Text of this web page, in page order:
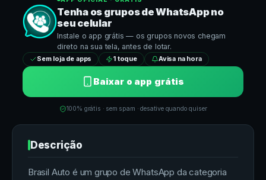
Tenha os grupos deWhatsAppno
seu celular
Instale o app grátis — os grupos novos chegam
direto na sua tela, antes de lotar.
Sem loja de apps 1 toque Avisa na hora
Baixar o app grátis
100% grátis · sem spam · desative quando quiser
Descrição
Brasil Auto é um grupo de WhatsApp da categoria